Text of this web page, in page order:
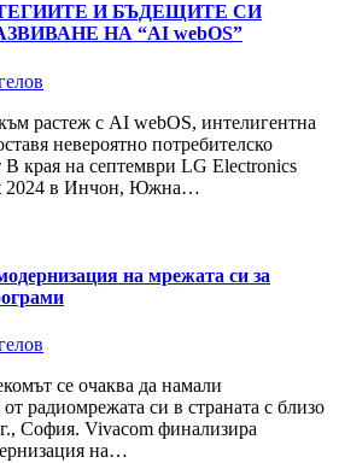
И БЪДЕЩИТЕ СИ
НА “AI webOS”
растеж с AI webOS, интелигентна
невероятно потребителско
края на септември LG Electronics
2024 в Инчон, Южна…
на мрежата си за
се очаква да намали
радиомрежата си в страната с близо
София. Vivacom финализира
на…